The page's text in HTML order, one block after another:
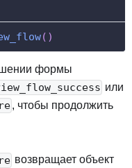
( )
формы
или
, чтобы продолжить
возвращает объект